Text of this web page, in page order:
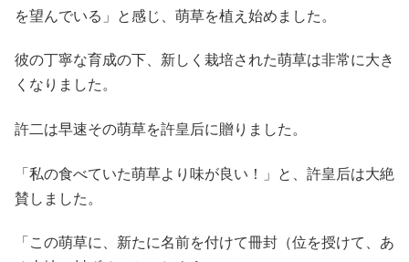
を望んでいる」と感じ、萌草を植え始めました。
彼の丁寧な育成の下、新しく栽培された萌草は非常に大き
くなりました。
許二は早速その萌草を許皇后に贈りました。
「私の食べていた萌草より味が良い！」と、許皇后は大絶
賛しました。
「この萌草に、新たに名前を付けて冊封（位を授けて、あ